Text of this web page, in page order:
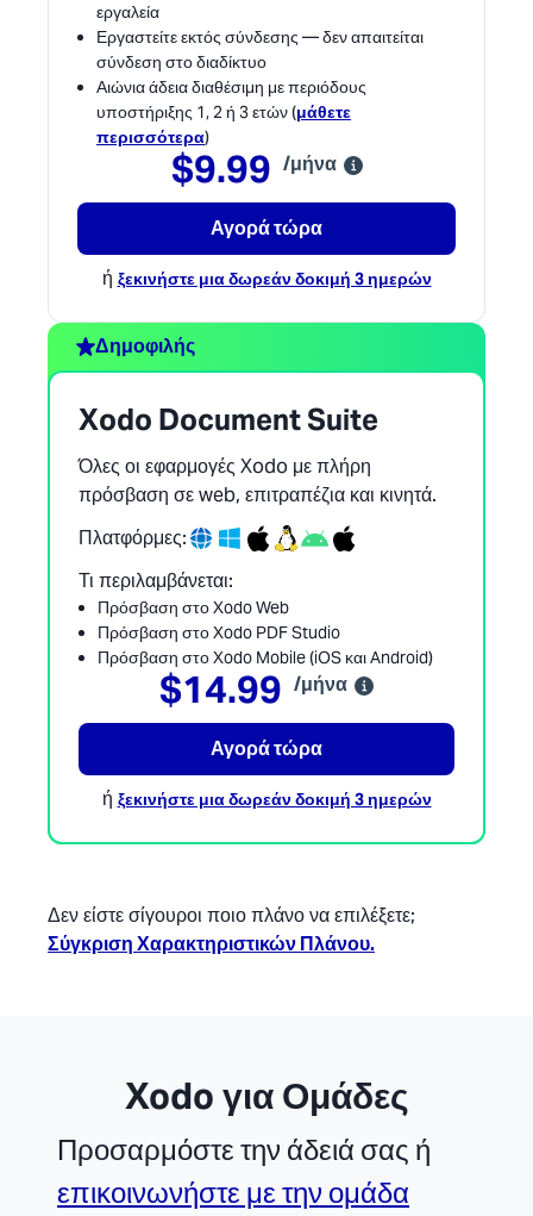
εργαλεία
Εργαστείτε εκτός σύνδεσης — δεν απαιτείται
σύνδεση στο διαδίκτυο
Αιώνια άδεια διαθέσιμη με περιόδους
υποστήριξης 1, 2 ή 3 ετών (μάθετε
περισσότερα)
$9.99 /μήνα
Αγορά τώρα
ή ξεκινήστε μια δωρεάν δοκιμή 3 ημερών
Δημοφιλής
Xodo Document Suite
Όλες οι εφαρμογές Xodo με πλήρη
πρόσβαση σε web, επιτραπέζια και κινητά.
Πλατφόρμες:
Τι περιλαμβάνεται:
Πρόσβαση στο Xodo Web
Πρόσβαση στο Xodo PDF Studio
Πρόσβαση στο Xodo Mobile (iOS και Android)
$14.99 /μήνα
Αγορά τώρα
ή ξεκινήστε μια δωρεάν δοκιμή 3 ημερών
Δεν είστε σίγουροι ποιο πλάνο να επιλέξετε;
Σύγκριση Χαρακτηριστικών Πλάνου.
Xodo για Ομάδες
Προσαρμόστε την άδειά σας ή
επικοινωνήστε με την ομάδα